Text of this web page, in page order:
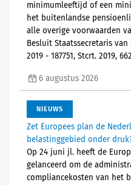
minimumleeftijd of een
het buitenlandse
alle overige voorwaarden
Besluit Staatssecretaris
2019 - 187751, Stcrt. 2019,
6 augustus 2026
NIEUWS
Zet Europees plan de
belastinggebied onder
Op 24 juni jl. heeft de
gelanceerd om de
compliancekosten van het